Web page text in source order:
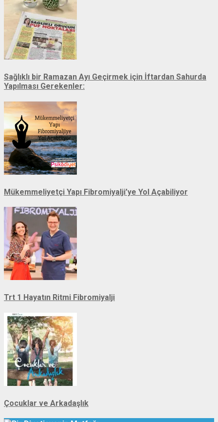
Sağlıklı bir Ramazan Ayı Geçirmek için İftardan Sahurda
Yapılması Gerekenler:
Mükemmeliyetçi Yapı Fibromiyalji’ye Yol Açabiliyor
Trt 1 Hayatın Ritmi Fibromiyalji
Çocuklar ve Arkadaşlık